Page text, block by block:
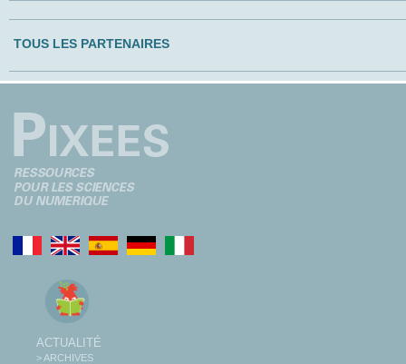
TOUS LES PARTENAIRES
ACTUALITÉ
> ARCHIVES